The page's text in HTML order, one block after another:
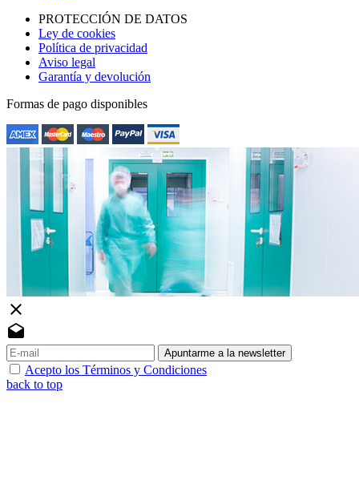
PROTECCIÓN DE DATOS
Ley de cookies
Política de privacidad
Aviso legal
Garantía y devolución
Formas de pago disponibles
close
drafts
Apuntarme a la newsletter
Acepto los Términos y Condiciones
back to top